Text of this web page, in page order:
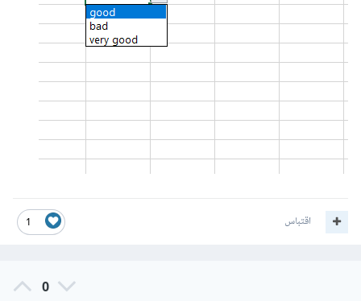
1 اقتباس
0